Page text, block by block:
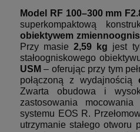
Model RF 100–300 mm
superkompaktową
obiektywem
Przy masie2,59 kg jest
stałoogniskowego
USM – oferując przy tym
połączoną z wydajnością
Zwarta obudowa i
zastosowania
systemu EOS R.
utrzymanie stałego otworu